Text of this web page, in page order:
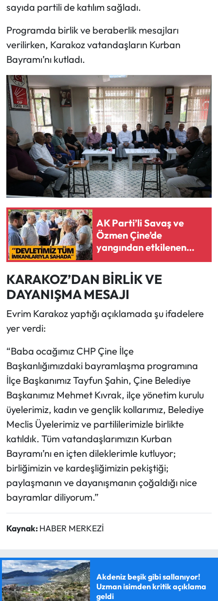
sayıda partili de katılım sağladı.
Programda birlik ve beraberlik mesajları
verilirken, Karakoz vatandaşların Kurban
Bayramı’nı kutladı.
AK Parti’li Savaş ve
Özmen Çine’de
yangından etkilenen
mahallelerde!
KARAKOZ’DAN BİRLİK VE
DAYANIŞMA MESAJI
Evrim Karakoz yaptığı açıklamada şu ifadelere
yer verdi:
“Baba ocağımız CHP Çine İlçe
Başkanlığımızdaki bayramlaşma programına
İlçe Başkanımız Tayfun Şahin, Çine Belediye
Başkanımız Mehmet Kıvrak, ilçe yönetim kurulu
üyelerimiz, kadın ve gençlik kollarımız, Belediye
Meclis Üyelerimiz ve partililerimizle birlikte
katıldık. Tüm vatandaşlarımızın Kurban
Bayramı’nı en içten dileklerimle kutluyor;
birliğimizin ve kardeşliğimizin pekiştiği;
paylaşmanın ve dayanışmanın çoğaldığı nice
bayramlar diliyorum.”
Kaynak: HABER MERKEZİ
Akdeniz beşik gibi sallanıyor!
Uzman isimden kritik açıklama
geldi